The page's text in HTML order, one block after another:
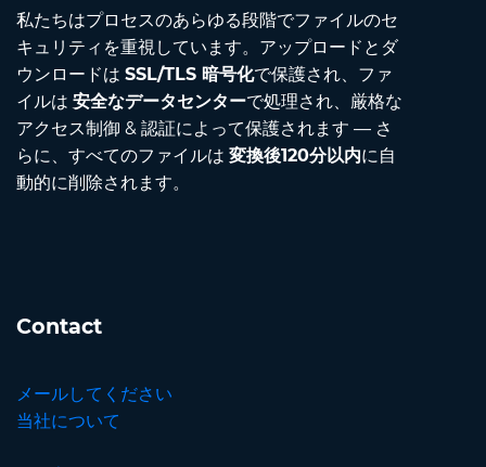
私たちはプロセスのあらゆる段階でファイルのセ
キュリティを重視しています。アップロードとダ
ウンロードは SSL/TLS 暗号化で保護され、ファ
イルは 安全なデータセンターで処理され、厳格な
アクセス制御 & 認証によって保護されます — さ
らに、すべてのファイルは 変換後120分以内に自
動的に削除されます。
Contact
メールしてください
当社について